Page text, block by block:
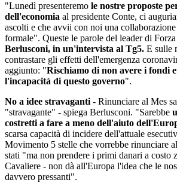
"Lunedì presenteremo le nostre proposte
dell'economia al presidente Conte, ci
ascolti e che avvii con noi una collaborazione
formale". Queste le parole del leader di
Berlusconi, in un'intervista al Tg5. E sulle
contrastare gli effetti dell'emergenza
aggiunto: "Rischiamo di non avere i fondi
l'incapacità di questo governo".
No a idee stravaganti - Rinunciare al Mes
"stravagante" - spiega Berlusconi. "Sarebbe
costretti a fare a meno dell'aiuto
scarsa capacità di incidere dell'attuale
Movimento 5 stelle che vorrebbe rinunciare
stati "ma non prendere i primi danari a costo
Cavaliere - non dà all'Europa l'idea che le
davvero pressanti".